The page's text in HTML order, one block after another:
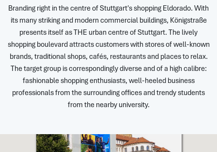
Branding right in the centre of Stuttgart's shopping Eldorado. With
its many striking and modern commercial buildings, Königstraße
presents itself as THE urban centre of Stuttgart. The lively
shopping boulevard attracts customers with stores of well-known
brands, traditional shops, cafés, restaurants and places to relax.
The target group is correspondingly diverse and of a high calibre:
fashionable shopping enthusiasts, well-heeled business
professionals from the surrounding offices and trendy students
from the nearby university.